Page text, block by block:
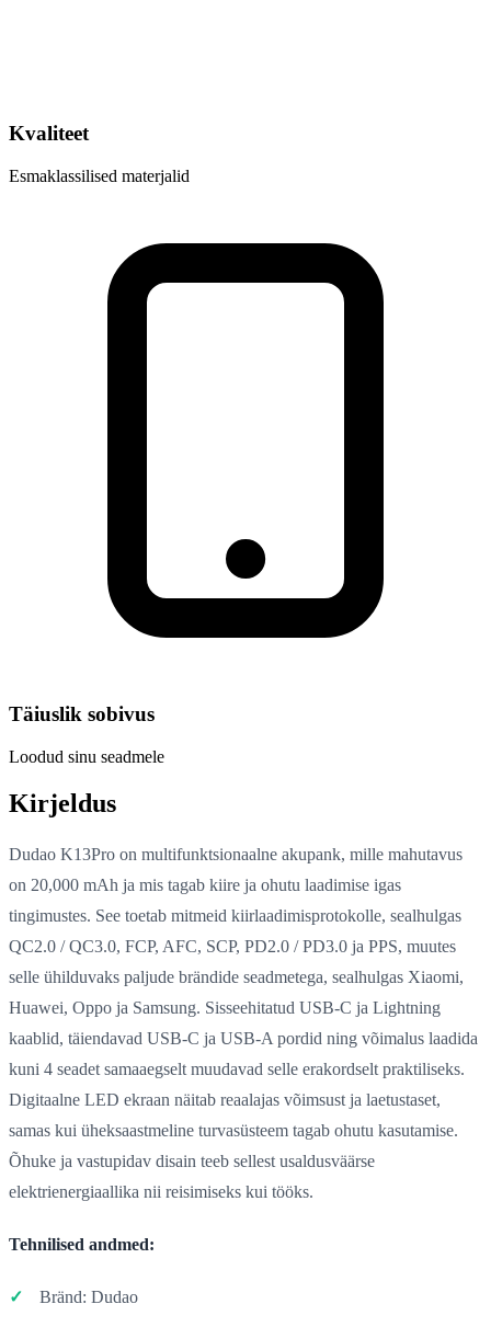
Kvaliteet
Esmaklassilised materjalid
Täiuslik sobivus
Loodud sinu seadmele
Kirjeldus
Dudao K13Pro on multifunktsionaalne akupank, mille mahutavus
on 20,000 mAh ja mis tagab kiire ja ohutu laadimise igas
tingimustes. See toetab mitmeid kiirlaadimisprotokolle, sealhulgas
QC2.0 / QC3.0, FCP, AFC, SCP, PD2.0 / PD3.0 ja PPS, muutes
selle ühilduvaks paljude brändide seadmetega, sealhulgas Xiaomi,
Huawei, Oppo ja Samsung. Sisseehitatud USB-C ja Lightning
kaablid, täiendavad USB-C ja USB-A pordid ning võimalus laadida
kuni 4 seadet samaaegselt muudavad selle erakordselt praktiliseks.
Digitaalne LED ekraan näitab reaalajas võimsust ja laetustaset,
samas kui üheksaastmeline turvasüsteem tagab ohutu kasutamise.
Õhuke ja vastupidav disain teeb sellest usaldusväärse
elektrienergiaallika nii reisimiseks kui tööks.
Tehnilised andmed:
Bränd: Dudao